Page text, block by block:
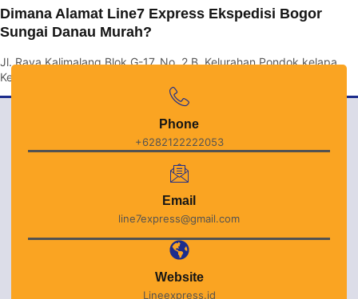
Dimana Alamat Line7 Express Ekspedisi Bogor
Sungai Danau Murah?
Jl. Raya Kalimalang Blok G-17, No. 2 B. Kelurahan Pondok kelapa,
Kec. Duren sawit, Kota Jakarta Timur 13450.
Phone
+6282122222053
Email
line7express@gmail.com
Website
Lineexpress.id